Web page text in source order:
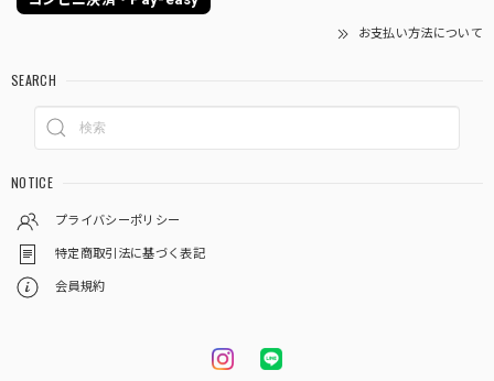
お支払い方法について
SEARCH
NOTICE
プライバシーポリシー
特定商取引法に基づく表記
会員規約